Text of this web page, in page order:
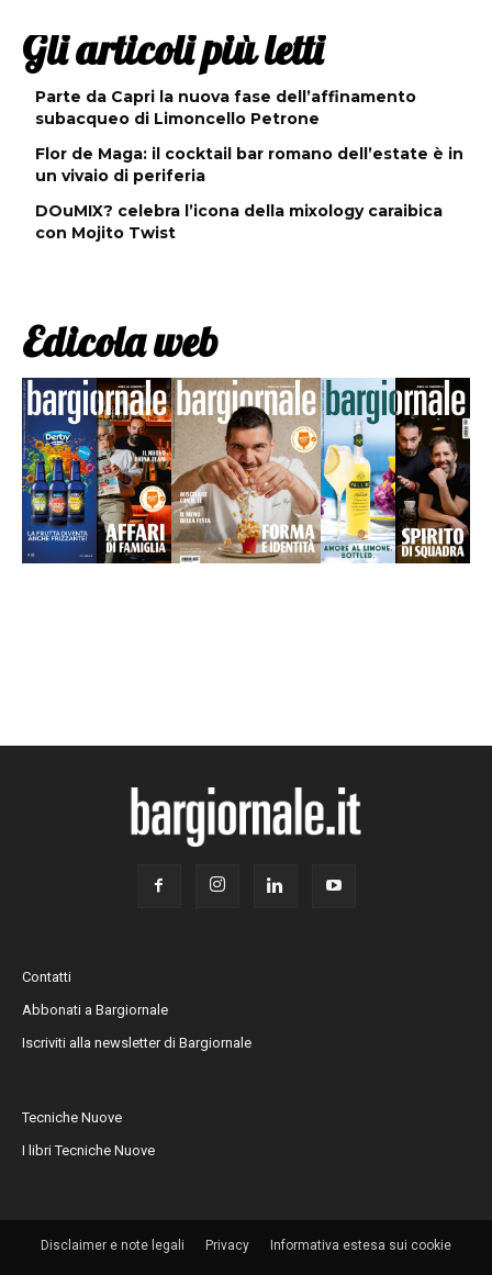
Gli articoli più letti
Parte da Capri la nuova fase dell’affinamento
subacqueo di Limoncello Petrone
Flor de Maga: il cocktail bar romano dell’estate è in
un vivaio di periferia
DOuMIX? celebra l’icona della mixology caraibica
con Mojito Twist
Edicola web
Contatti
Abbonati a Bargiornale
Iscriviti alla newsletter di Bargiornale
Tecniche Nuove
I libri Tecniche Nuove
Disclaimer e note legali Privacy Informativa estesa sui cookie